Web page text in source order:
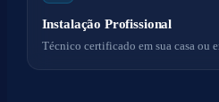
Instalação Profissional
Técnico certificado em sua casa ou